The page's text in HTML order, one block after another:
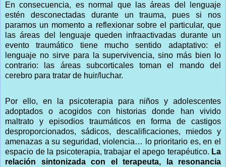
En consecuencia, es normal que las áreas del lenguaje
estén desconectadas durante un trauma, pues si nos
paramos un momento a reflexionar sobre el particular, que
las áreas del lenguaje queden infraactivadas durante un
evento traumático tiene mucho sentido adaptativo: el
lenguaje no sirve para la supervivencia, sino más bien lo
contrario: las áreas subcorticales toman el mando del
cerebro para tratar de huir/luchar.
Por ello, en la psicoterapia para niños y adolescentes
adoptados o acogidos con historias donde han vivido
maltrato y episodios traumáticos en forma de castigos
desproporcionados, sádicos, descalificaciones, miedos y
amenazas a su seguridad, violencia… lo prioritario es, en el
espacio de la psicoterapia, trabajar el apego terapéutico. La
relación sintonizada con el terapeuta, la resonancia